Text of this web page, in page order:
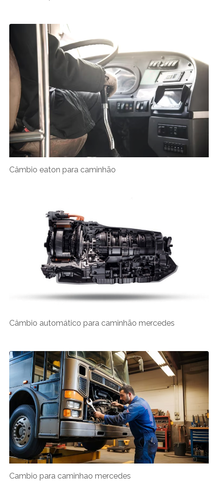
Câmbio eaton para caminhão
Câmbio automático para caminhão mercedes
Cambio para caminhao mercedes